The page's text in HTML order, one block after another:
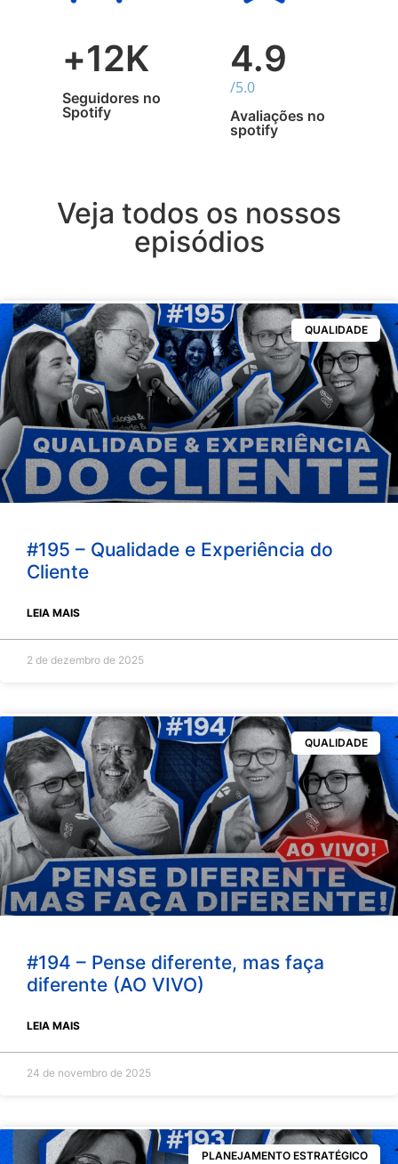
+12K
Seguidores no
Spotify
4.9
/5.0
Avaliações no
spotify
Veja todos os nossos
episódios
QUALIDADE
#195 – Qualidade e Experiência do
Cliente
LEIA MAIS
2 de dezembro de 2025
QUALIDADE
#194 – Pense diferente, mas faça
diferente (AO VIVO)
LEIA MAIS
24 de novembro de 2025
PLANEJAMENTO ESTRATÉGICO